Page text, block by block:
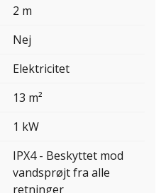
2 m
Nej
Elektricitet
13 m²
1 kW
IPX4 - Beskyttet mod
vandsprøjt fra alle
retninger